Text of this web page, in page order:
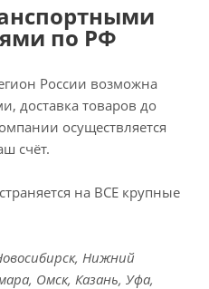
по РФ
России возможна
доставка товаров до
осуществляется
счёт.
на ВСЕ крупные
Нижний
Омск, Казань, Уфа,